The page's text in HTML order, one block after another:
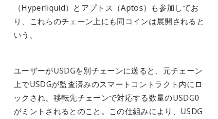
（Hyperliquid）とアプトス（Aptos）も参加してお
り、これらのチェーン上にも同コインは展開されると
いう。
ユーザーがUSDGを別チェーンに送ると、元チェーン
上でUSDGが監査済みのスマートコントラクト内にロ
ックされ、移転先チェーンで対応する数量のUSDG0
がミントされるとのこと。この仕組みにより、USDG